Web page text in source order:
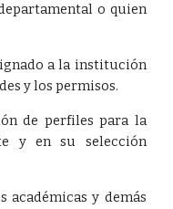
o quien
a la institución
y los permisos.
de perfiles para la
y en su selección
y demás